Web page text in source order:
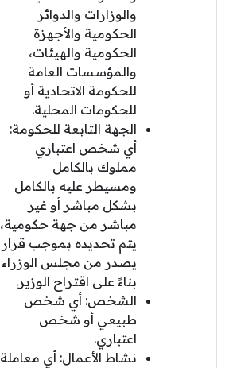
والوزارات والدوائر
الحكومية والأجهزة
الحكومية والهيئات،
والمؤسسات العامة
للحكومة الاتحادية أو
للحكومات المحلية.
الجهة التابعة للحكومة:
أي شخص اعتباري
مملوك بالكامل
ومسيطر عليه بالكامل
بشكل مباشر أو غير
مباشر من جهة حكومية،
يتم تحديده بموجب قرار
يصدر من مجلس الوزراء
بناءً على اقتراح الوزير.
الشخص: أي شخص
طبيعي أو شخص
اعتباري.
نشاط الأعمال: أي معاملة